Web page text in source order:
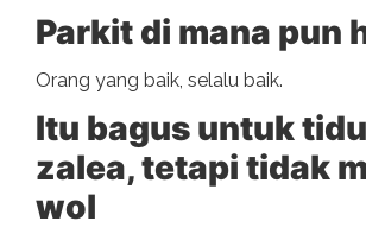
Parkit di mana pun
Orang yang baik, selalu baik.
Itu bagus untuk
zalea, tetapi tidak
wol